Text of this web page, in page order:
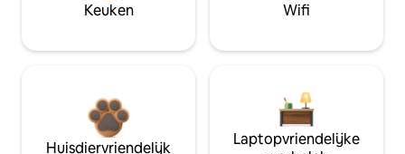
Keuken Wifi
Huisdiervriendelijk
Laptopvriendelijke